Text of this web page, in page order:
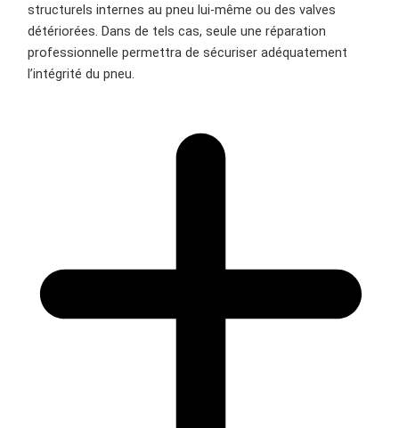
structurels internes au pneu lui-même ou des valves
détériorées. Dans de tels cas, seule une réparation
professionnelle permettra de sécuriser adéquatement
l’intégrité du pneu.